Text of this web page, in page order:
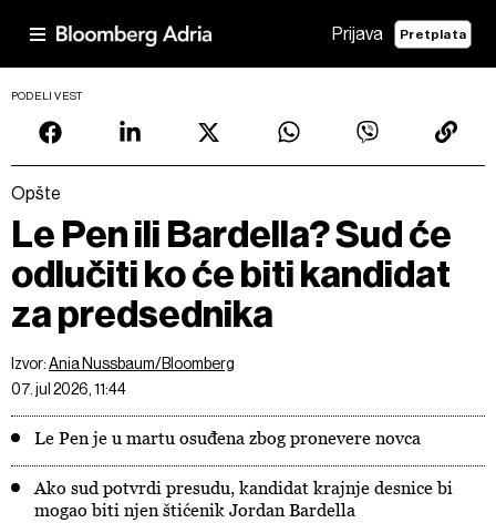
Prijava Pretplata
PODELI VEST
Opšte
Le Pen ili Bardella? Sud će
odlučiti ko će biti kandidat
za predsednika
Izvor:Ania Nussbaum/Bloomberg
07. jul 2026, 11:44
Le Pen je u martu osuđena zbog pronevere novca
Ako sud potvrdi presudu, kandidat krajnje desnice bi
mogao biti njen štićenik Jordan Bardella